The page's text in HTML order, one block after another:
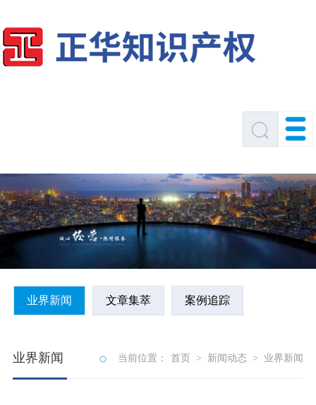
业界新闻 文章集萃 案例追踪
业界新闻 当前位置： 首页 > 新闻动态 > 业界新闻